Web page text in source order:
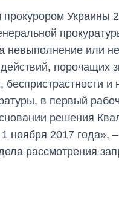
Украины
невыполнение или
порочащих
беспристрастности
в первый
решения
1 ноября 2017 года»,
рассмотрения